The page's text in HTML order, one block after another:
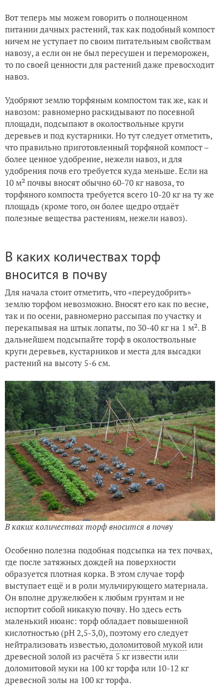
Вот теперь мы можем говорить о полноценном
питании дачных растений, так как подобный компост
ничем не уступает по своим питательным свойствам
навозу, а если он не был пересушен и переморожен,
то по своей ценности для растений даже превосходит
навоз.
Удобряют землю торфяным компостом так же, как и
навозом: равномерно раскидывают по посевной
площади, подсыпают в околоствольные круги
деревьев и под кустарники. Но тут следует отметить,
что правильно приготовленный торфяной компост –
более ценное удобрение, нежели навоз, и для
удобрения почв его требуется куда меньше. Если на
10 м² почвы вносят обычно 60-70 кг навоза, то
торфяного компоста требуется всего 10-20 кг на ту же
площадь (кроме того, он более щедро отдаёт
полезные вещества растениям, нежели навоз).
В каких количествах торф
вносится в почву
Для начала стоит отметить, что «переудобрить»
землю торфом невозможно. Вносят его как по весне,
так и по осени, равномерно рассыпая по участку и
перекапывая на штык лопаты, по 30-40 кг на 1 м². В
дальнейшем подсыпайте торф в околоствольные
круги деревьев, кустарников и места для высадки
растений на высоту 5-6 см.
В каких количествах торф вносится в почву
Особенно полезна подобная подсыпка на тех почвах,
где после затяжных дождей на поверхности
образуется плотная корка. В этом случае торф
выступает ещё и в роли мульчирующего материала.
Он вполне дружелюбен к любым грунтам и не
испортит собой никакую почву. Но здесь есть
маленький нюанс: торф обладает повышенной
кислотностью (рН 2,5-3,0), поэтому его следует
нейтрализовать известью, доломитовой мукойили
древесной золой из расчёта 5 кг извести или
доломитовой муки на 100 кг торфа или 10-12 кг
древесной золы на 100 кг торфа.